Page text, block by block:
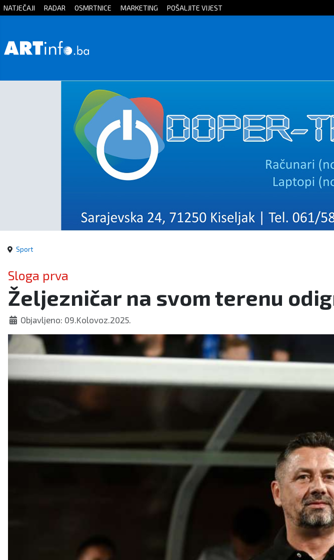
Početna
Zanimljivosti
NATJEČAJI RADAR OSMRTNICE MARKETING POŠALJITE VIJEST
Sport
Sloga prva
Željezničar na svom terenu
Objavljeno: 09.Kolovoz.2025.